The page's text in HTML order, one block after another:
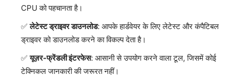
CPU को पहचानता है।
लेटेस्ट ड्राइवर डाउनलोड: आपके हार्डवेयर के लिए लेटेस्ट और कंपैटिबल
ड्राइवर को डाउनलोड करने का विकल्प देता है।
यूज़र-फ्रेंडली इंटरफेस: आसानी से उपयोग करने वाला टूल, जिसमें कोई
टेक्निकल जानकारी की जरूरत नहीं।